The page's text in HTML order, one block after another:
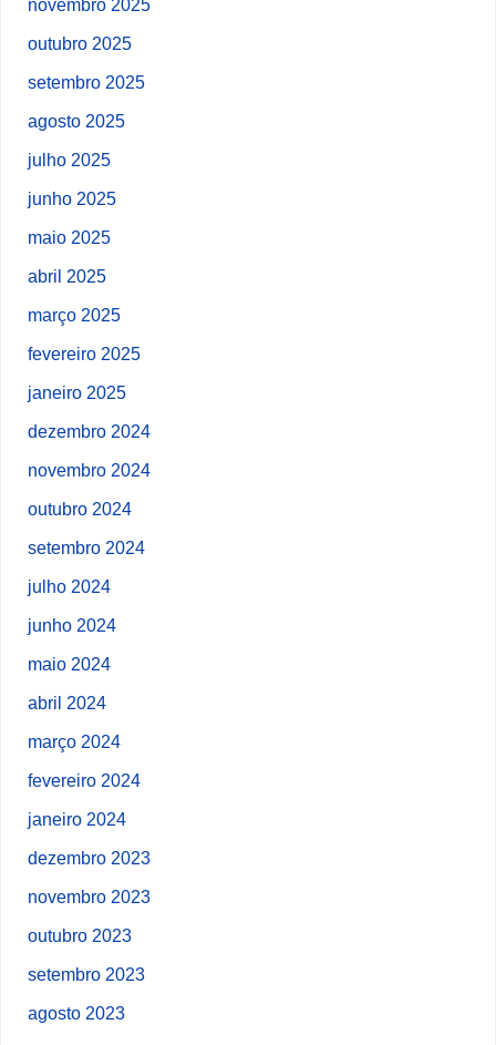
novembro 2025
outubro 2025
setembro 2025
agosto 2025
julho 2025
junho 2025
maio 2025
abril 2025
março 2025
fevereiro 2025
janeiro 2025
dezembro 2024
novembro 2024
outubro 2024
setembro 2024
julho 2024
junho 2024
maio 2024
abril 2024
março 2024
fevereiro 2024
janeiro 2024
dezembro 2023
novembro 2023
outubro 2023
setembro 2023
agosto 2023